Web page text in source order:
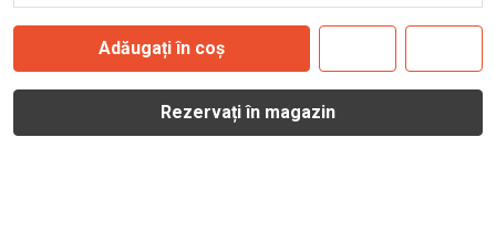
Adăugați în coș
Rezervați în magazin